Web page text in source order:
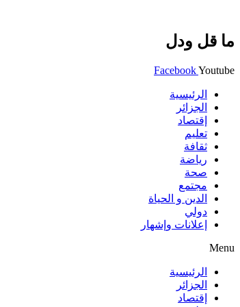
ما قل ودل
FacebookYoutube
الرئيسية
الجزائر
إقتصاد
تعليم
ثقافة
رياضة
صحة
مجتمع
الدين و الحياة
دولي
إعلانات وإشهار
Menu
الرئيسية
الجزائر
إقتصاد